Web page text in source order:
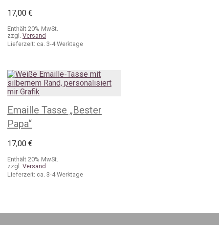
17,00 €
Enthält 20% MwSt.
zzgl. Versand
Lieferzeit: ca. 3-4 Werktage
Emaille Tasse „Bester
Papa“
17,00 €
Enthält 20% MwSt.
zzgl. Versand
Lieferzeit: ca. 3-4 Werktage